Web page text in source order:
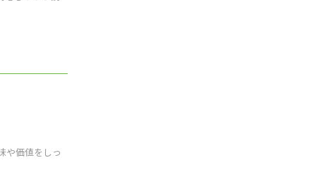
や価値をしっ